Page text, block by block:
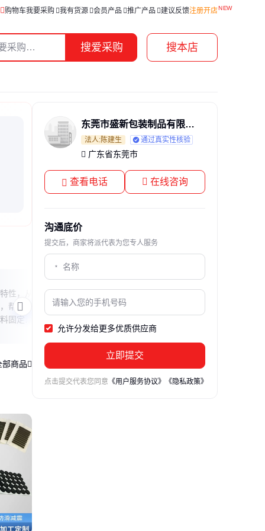
购物车我要采购 我有货源 会员产品 推广产品 建议反馈注册开店
搜爱采购 搜本店
性，从
帮你找
固定难
本文探讨强电房母线排是否适合使用泡沫
胶填充，分析其潜在风险与合理替代方
平衡关系。
部商品
东莞市盛新包装制品有限公司
法人:陈建生 通过真实性核验
广东省东莞市
查看电话 在线咨询
沟通底价
提交后，商家将派代表为您专人服务
允许分发给更多优质供应商
立即提交
点击提交代表您同意 《用户服务协议》 《隐私政策》